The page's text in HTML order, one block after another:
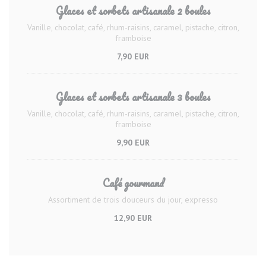
Glaces et sorbets artisanale 2 boules
Vanille, chocolat, café, rhum-raisins, caramel, pistache, citron,
framboise
7,90 EUR
Glaces et sorbets artisanale 3 boules
Vanille, chocolat, café, rhum-raisins, caramel, pistache, citron,
framboise
9,90 EUR
Café gourmand
Assortiment de trois douceurs du jour, expresso
12,90 EUR